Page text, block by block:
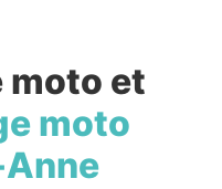
moto et
moto